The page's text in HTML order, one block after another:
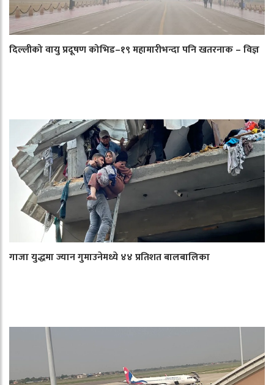
दिल्लीको वायु प्रदूषण कोभिड–१९ महामारीभन्दा पनि खतरनाक – विज्ञ
गाजा युद्धमा ज्यान गुमाउनेमध्ये ४४ प्रतिशत बालबालिका